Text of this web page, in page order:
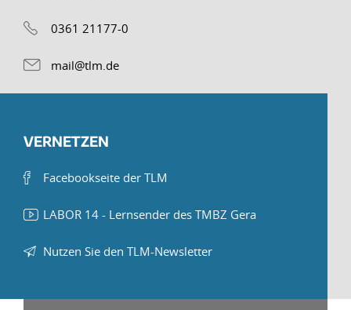
0361 21177-0
mail@tlm.de
VERNETZEN
Facebookseite der TLM
LABOR 14 - Lernsender des TMBZ Gera
Nutzen Sie den TLM-Newsletter